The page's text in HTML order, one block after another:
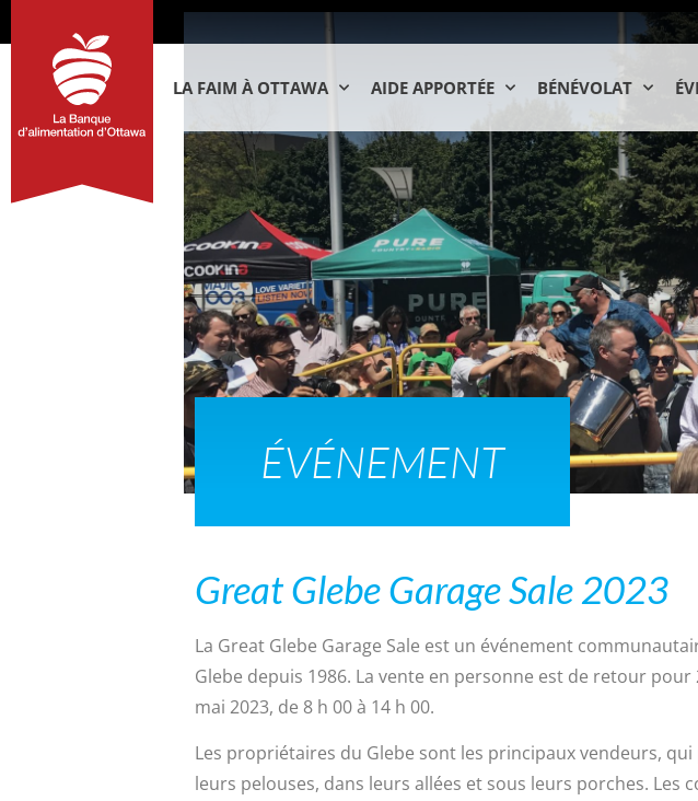
LA FAIM À OTTAWA AIDE APPORTÉE BÉNÉVOLAT
ÉVÉNEMENT
Great Glebe Garage Sale 2023
La Great Glebe Garage Sale est un événement
Glebe depuis 1986. La vente en personne est de retour
mai 2023, de 8 h 00 à 14 h 00.
Les propriétaires du Glebe sont les principaux vendeurs,
leurs pelouses, dans leurs allées et sous leurs porches. Les